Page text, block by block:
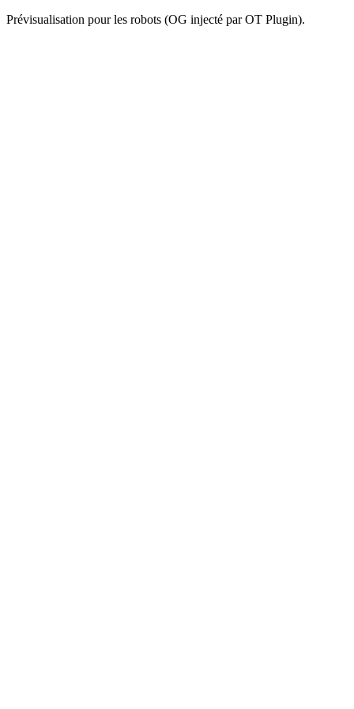
Prévisualisation pour les robots (OG injecté par OT Plugin).